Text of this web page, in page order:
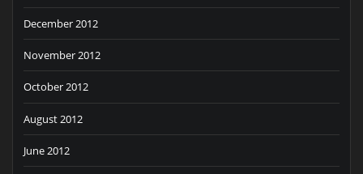
December 2012
November 2012
October 2012
August 2012
June 2012